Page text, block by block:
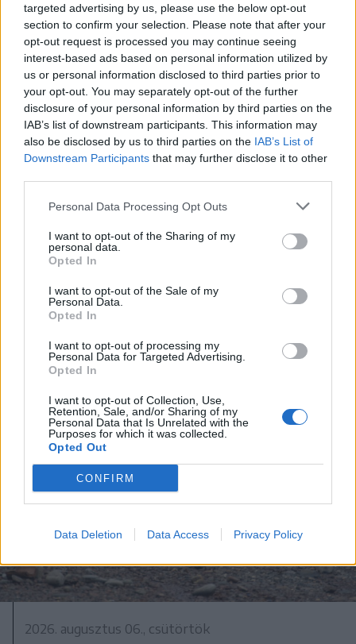
targeted advertising by us, please use the below opt-out
section to confirm your selection. Please note that after your
opt-out request is processed you may continue seeing
interest-based ads based on personal information utilized by
us or personal information disclosed to third parties prior to
your opt-out. You may separately opt-out of the further
disclosure of your personal information by third parties on the
IAB’s list of downstream participants. This information may
also be disclosed by us to third parties on the IAB’s List of
Downstream Participants that may further disclose it to other
Personal Data Processing Opt Outs
I want to opt-out of the Sharing of my
personal data.
Opted In
I want to opt-out of the Sale of my
Personal Data.
Opted In
I want to opt-out of processing my
Personal Data for Targeted Advertising.
Opted In
I want to opt-out of Collection, Use,
Retention, Sale, and/or Sharing of my
Personal Data that Is Unrelated with the
Purposes for which it was collected.
Opted Out
CONFIRM
Data Deletion Data Access Privacy Policy
2026. augusztus 07., péntek
Új aszfalton közlekedhetünk az
ocfalvi eltérőnél is
2026. augusztus 06., csütörtök